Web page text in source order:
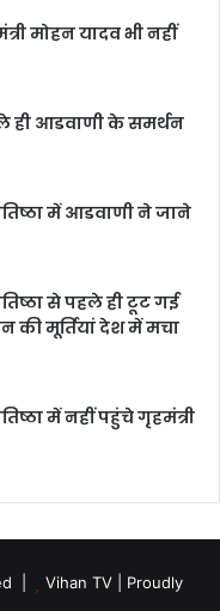
मोहन यादव भी नहीं
ही आडवाणी के समर्थन
में आडवाणी ने जाने
से पहले ही टूट गई
की मूर्तियां देश में मचा
में नहीं पहुंचे गृहमंत्री
| Vihan TV| Proudly